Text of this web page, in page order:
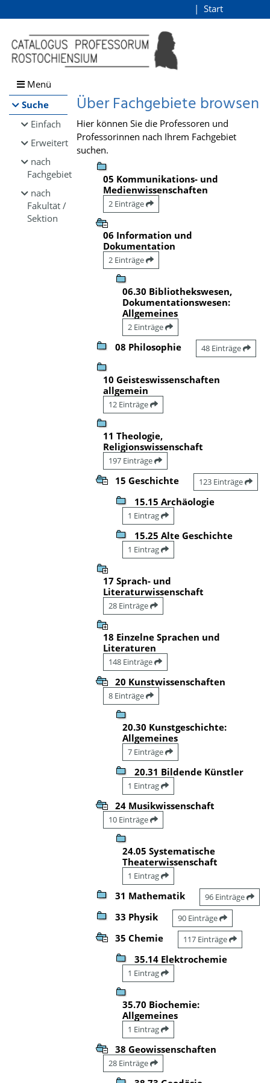
Browsen
direkt zum Inhalt
Start
Menü
Suche
Einfach
Erweitert
nach
Fachgebiet
nach
Fakultät /
Sektion
Über Fachgebiete browsen
Hier können Sie die Professoren und
Professorinnen nach Ihrem Fachgebiet
suchen.
05 Kommunikations- und
Medienwissenschaften
2 Einträge
06 Information und
Dokumentation
2 Einträge
06.30 Bibliothekswesen,
Dokumentationswesen:
Allgemeines
2 Einträge
08 Philosophie 48 Einträge
10 Geisteswissenschaften
allgemein
12 Einträge
11 Theologie,
Religionswissenschaft
197 Einträge
15 Geschichte 123 Einträge
15.15 Archäologie
1 Eintrag
15.25 Alte Geschichte
1 Eintrag
17 Sprach- und
Literaturwissenschaft
28 Einträge
18 Einzelne Sprachen und
Literaturen
148 Einträge
20 Kunstwissenschaften
8 Einträge
20.30 Kunstgeschichte:
Allgemeines
7 Einträge
20.31 Bildende Künstler
1 Eintrag
24 Musikwissenschaft
10 Einträge
24.05 Systematische
Theaterwissenschaft
1 Eintrag
31 Mathematik 96 Einträge
33 Physik 90 Einträge
35 Chemie 117 Einträge
35.14 Elektrochemie
1 Eintrag
35.70 Biochemie:
Allgemeines
1 Eintrag
38 Geowissenschaften
28 Einträge